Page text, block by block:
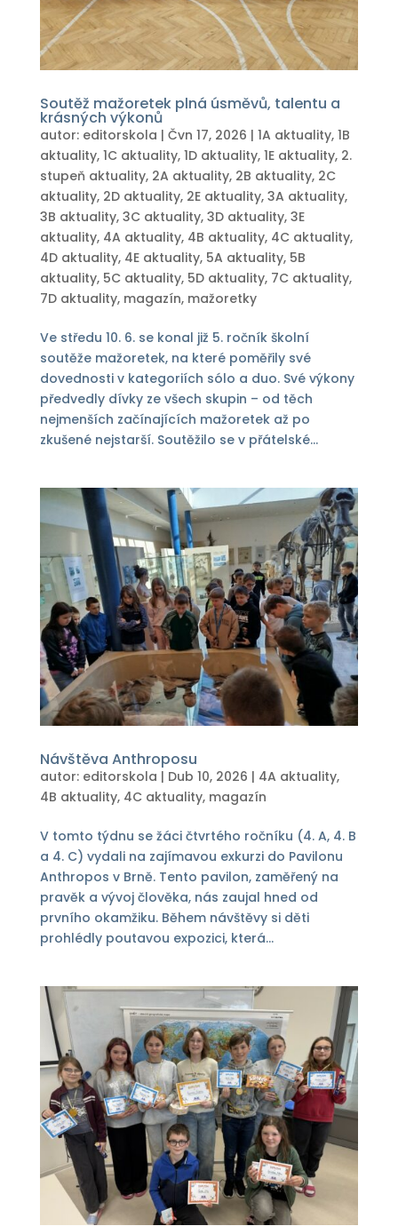
Soutěž mažoretek plná úsměvů, talentu a
krásných výkonů
autor: editorskola | Čvn 17, 2026 | 1A aktuality, 1B
aktuality, 1C aktuality, 1D aktuality, 1E aktuality, 2.
stupeň aktuality, 2A aktuality, 2B aktuality, 2C
aktuality, 2D aktuality, 2E aktuality, 3A aktuality,
3B aktuality, 3C aktuality, 3D aktuality, 3E
aktuality, 4A aktuality, 4B aktuality, 4C aktuality,
4D aktuality, 4E aktuality, 5A aktuality, 5B
aktuality, 5C aktuality, 5D aktuality, 7C aktuality,
7D aktuality, magazín, mažoretky
Ve středu 10. 6. se konal již 5. ročník školní
soutěže mažoretek, na které poměřily své
dovednosti v kategoriích sólo a duo. Své výkony
předvedly dívky ze všech skupin – od těch
nejmenších začínajících mažoretek až po
zkušené nejstarší. Soutěžilo se v přátelské...
Návštěva Anthroposu
autor: editorskola | Dub 10, 2026 | 4A aktuality,
4B aktuality, 4C aktuality, magazín
V tomto týdnu se žáci čtvrtého ročníku (4. A, 4. B
a 4. C) vydali na zajímavou exkurzi do Pavilonu
Anthropos v Brně. Tento pavilon, zaměřený na
pravěk a vývoj člověka, nás zaujal hned od
prvního okamžiku. Během návštěvy si děti
prohlédly poutavou expozici, která...